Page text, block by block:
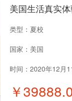
美国生活真实
类型：夏校
国家：美国
时间：2020年12月
￥